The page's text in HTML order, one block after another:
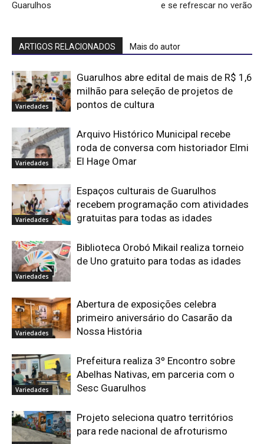
Guarulhos e se refrescar no verão
ARTIGOS RELACIONADOS Mais do autor
Variedades
Guarulhos abre edital de mais de R$ 1,6
milhão para seleção de projetos de
pontos de cultura
Variedades
Arquivo Histórico Municipal recebe
roda de conversa com historiador Elmi
El Hage Omar
Variedades
Espaços culturais de Guarulhos
recebem programação com atividades
gratuitas para todas as idades
Variedades
Biblioteca Orobó Mikail realiza torneio
de Uno gratuito para todas as idades
Variedades
Abertura de exposições celebra
primeiro aniversário do Casarão da
Nossa História
Variedades
Prefeitura realiza 3º Encontro sobre
Abelhas Nativas, em parceria com o
Sesc Guarulhos
Projeto seleciona quatro territórios
para rede nacional de afroturismo